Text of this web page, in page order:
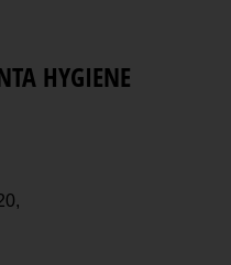
HYGIENE